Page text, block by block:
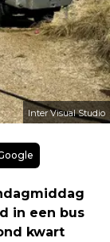
Inter Visual Studio
in een bus
kwart